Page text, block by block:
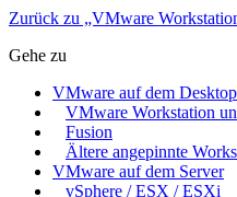
Zurück zu „VMware
Gehe zu
VMware auf dem Desktop
VMware Workstation
Fusion
Ältere angepinnte
VMware auf dem Server
vSphere / ESX / ESXi